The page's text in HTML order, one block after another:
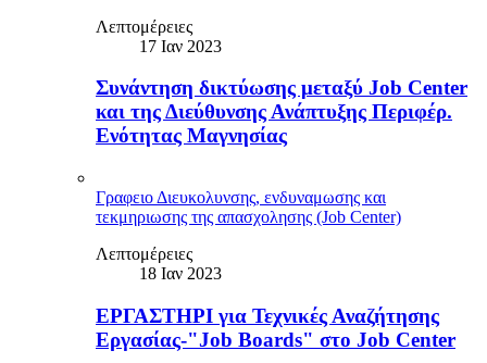
Λεπτομέρειες
17 Ιαν 2023
Συνάντηση δικτύωσης μεταξύ Job Center
και της Διεύθυνσης Ανάπτυξης Περιφέρ.
Ενότητας Μαγνησίας
Γραφειο Διευκολυνσης, ενδυναμωσης και
τεκμηριωσης της απασχολησης (Job Center)
Λεπτομέρειες
18 Ιαν 2023
ΕΡΓΑΣΤΗΡΙ για Τεχνικές Αναζήτησης
Εργασίας-"Job Boards" στο Job Center